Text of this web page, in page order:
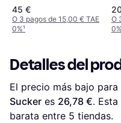
45 €
O 3 pagos de 15,00 € TAE
0%¹
O
0%
Detalles del
El precio más bajo para
Sucker es 26,78 €.
barata entre 5 tiendas.